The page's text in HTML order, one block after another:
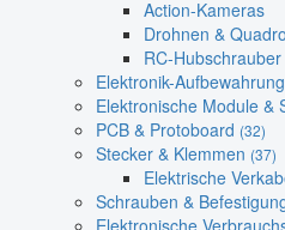
Action-Kameras
Drohnen &
RC-
Elektronik-
Elektronische Module &
PCB & Protoboard (32)
Stecker & Klemmen (37)
Elektrische
Schrauben &